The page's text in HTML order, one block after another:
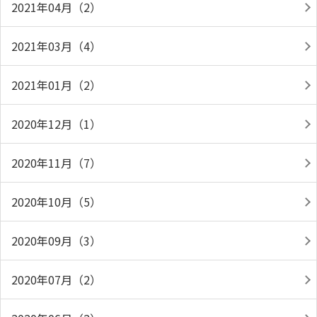
2021年04月（2）
2021年03月（4）
2021年01月（2）
2020年12月（1）
2020年11月（7）
2020年10月（5）
2020年09月（3）
2020年07月（2）